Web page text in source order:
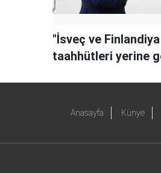
"İsveç ve
taahhütleri yerine
Anasayfa Künye